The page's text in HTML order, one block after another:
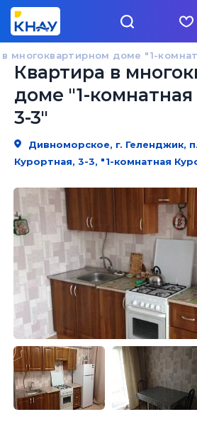
в многоквартирном доме "1-
Квартира в
доме "1-
3-3"
Дивноморское, г. Геленджик,
Курортная, 3-3, "1-комнатная